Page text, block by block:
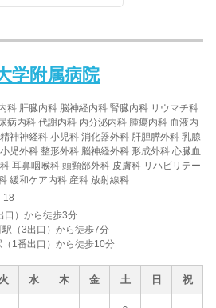
学附属病院
科 肝臓内科 脳神経内科 腎臓内科 リウマチ科
病内科 代謝内科 内分泌内科 腫瘍内科 血液内
神神経科 小児科 消化器外科 肝胆膵外科 乳腺
児外科 整形外科 脳神経外科 形成外科 心臓血
耳鼻咽喉科 頭頸部外科 皮膚科 リハビリテー
緩和ケア内科 産科 放射線科
18
口）から徒歩3分
（3出口）から徒歩7分
1番出口）から徒歩10分
火 水 木 金 土 日 祝